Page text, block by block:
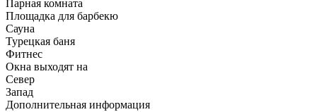
Парная комната
Площадка для барбекю
Сауна
Турецкая баня
Фитнес
Окна выходят на
Север
Запад
Дополнительная информация